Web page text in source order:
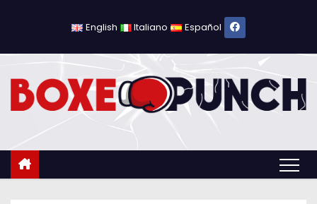
c
English Italiano Español